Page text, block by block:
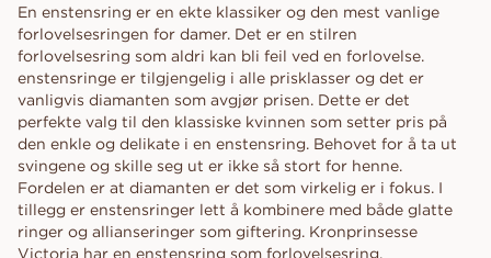
En enstensring er en ekte klassiker og den mest vanlige
forlovelsesringen for damer. Det er en stilren
forlovelsesring som aldri kan bli feil ved en forlovelse.
enstensringe er tilgjengelig i alle prisklasser og det er
vanligvis diamanten som avgjør prisen. Dette er det
perfekte valg til den klassiske kvinnen som setter pris på
den enkle og delikate i en enstensring. Behovet for å ta ut
svingene og skille seg ut er ikke så stort for henne.
Fordelen er at diamanten er det som virkelig er i fokus. I
tillegg er enstensringer lett å kombinere med både glatte
ringer og allianseringer som giftering. Kronprinsesse
Victoria har en enstensring som forlovelsesring.